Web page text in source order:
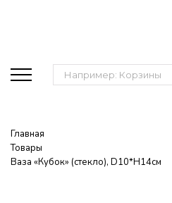
Поиск:
Главная
Товары
Ваза «Кубок» (стекло), D10*H14cм